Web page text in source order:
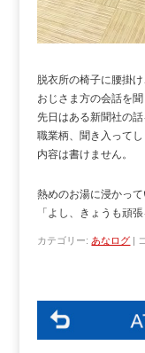
脱衣所の椅子に腰掛け
おじさま方の会話を聞
先日はある新聞社の
職業柄、聞き入って
内容は書けません。
熱めのお湯に浸かって
「よし、きょうも頑
カテゴリー: あなログ